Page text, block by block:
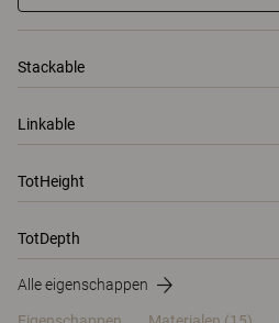
Stackable
Linkable
TotHeight
TotDepth
Alle eigenschappen